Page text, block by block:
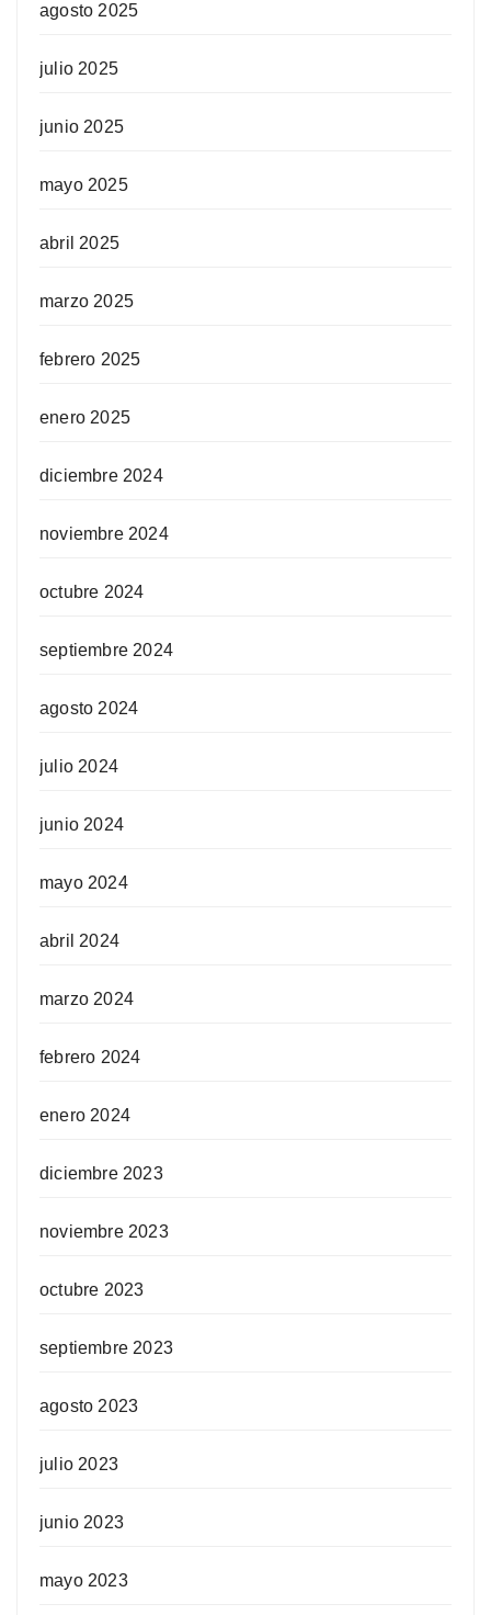
agosto 2025
julio 2025
junio 2025
mayo 2025
abril 2025
marzo 2025
febrero 2025
enero 2025
diciembre 2024
noviembre 2024
octubre 2024
septiembre 2024
agosto 2024
julio 2024
junio 2024
mayo 2024
abril 2024
marzo 2024
febrero 2024
enero 2024
diciembre 2023
noviembre 2023
octubre 2023
septiembre 2023
agosto 2023
julio 2023
junio 2023
mayo 2023